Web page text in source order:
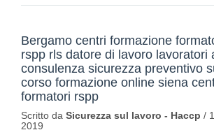
Bergamo centri formazione
rspp rls datore di lavoro lavoratori
consulenza sicurezza preventivo
corso formazione online siena
formatori rspp
Scritto da Sicurezza sul lavoro - Haccp /
2019